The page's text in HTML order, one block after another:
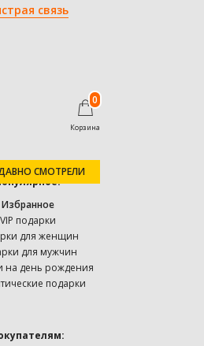
связь
Избранное
VIP подарки
для женщин
для мужчин
на день рождения
подарки
0
Корзина
СМОТРЕЛИ